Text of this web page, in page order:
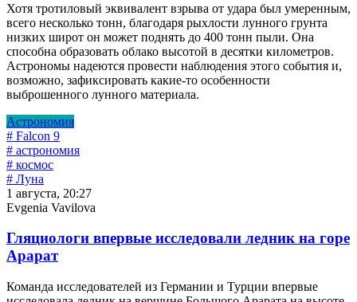
Хотя тротиловый эквивалент взрыва от удара был умеренным,
всего несколько тонн, благодаря рыхлости лунного грунта
низких широт он может поднять до 400 тонн пыли. Она
способна образовать облако высотой в десятки километров.
Астрономы надеются провести наблюдения этого события и,
возможно, зафиксировать какие-то особенности
выброшенного лунного материала.
Астрономия
# Falcon 9
# астрономия
# космос
# Луна
1 августа, 20:27
Evgenia Vavilova
Гляциологи впервые исследовали ледник на горе
Арарат
Команда исследователей из Германии и Турции впервые